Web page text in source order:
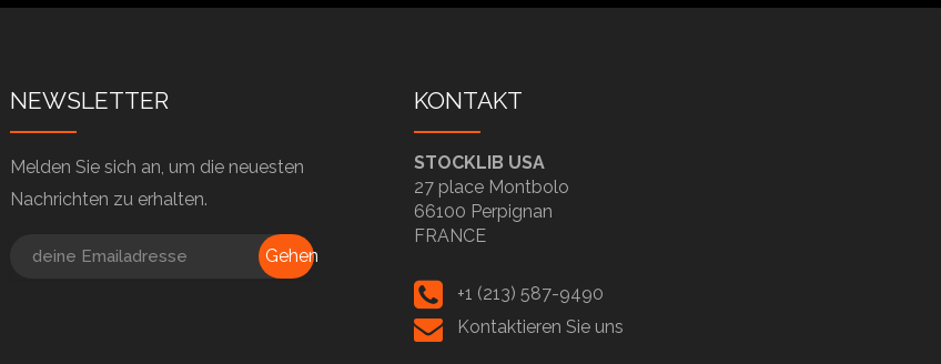
NEWSLETTER
Melden Sie sich an, um die neuesten
Nachrichten zu erhalten.
Gehen
KONTAKT
STOCKLIB USA
27 place Montbolo
66100 Perpignan
FRANCE
+1 (213) 587-9490
Kontaktieren Sie uns